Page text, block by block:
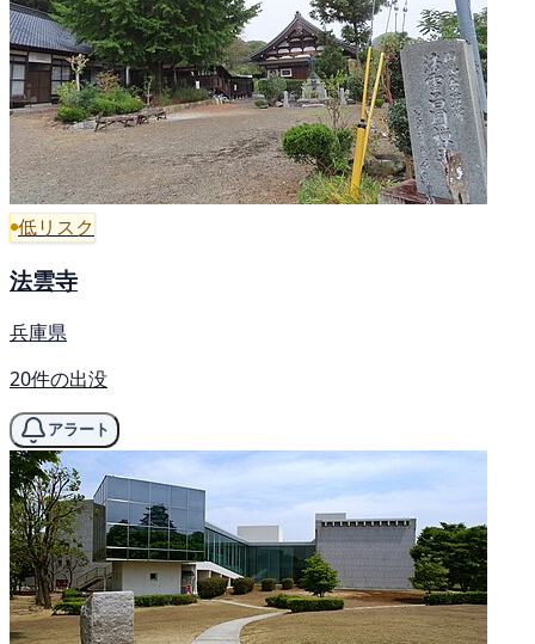
低リスク
法雲寺
兵庫県
20件の出没
アラート